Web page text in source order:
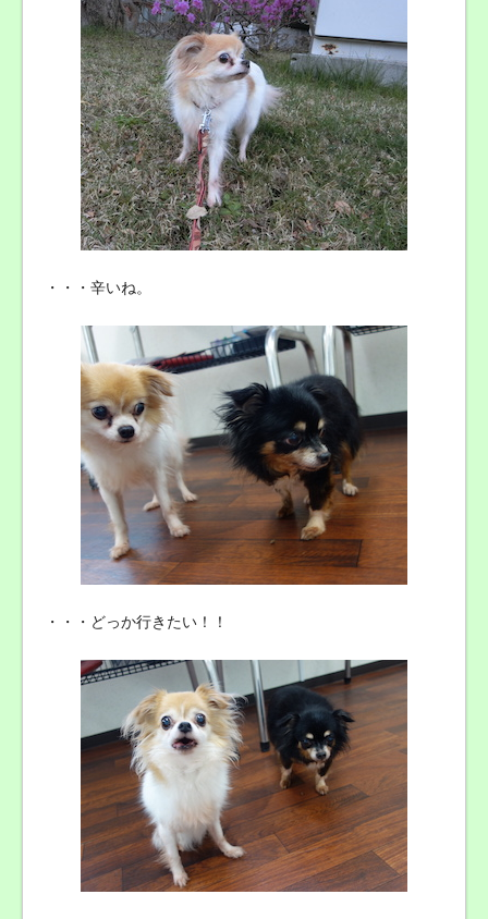
・・・辛いね。
・・・どっか行きたい！！